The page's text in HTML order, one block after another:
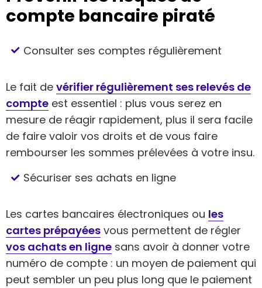
compte bancaire piraté
Consulter ses comptes régulièrement
Le fait de vérifier régulièrement ses relevés de
compte est essentiel : plus vous serez en
mesure de réagir rapidement, plus il sera facile
de faire valoir vos droits et de vous faire
rembourser les sommes prélevées à votre insu.
Sécuriser ses achats en ligne
Les cartes bancaires électroniques ou les
cartes prépayées vous permettent de régler
vos achats en ligne sans avoir à donner votre
numéro de compte : un moyen de paiement qui
peut sembler un peu plus long que le paiement